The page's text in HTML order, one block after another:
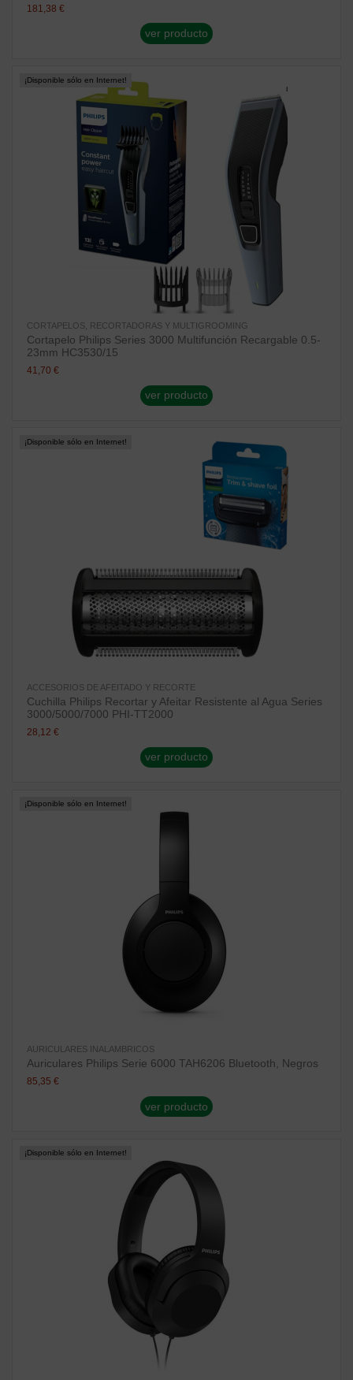
181,38 €
ver producto
¡Disponible sólo en Internet!
CORTAPELOS, RECORTADORAS Y MULTIGROOMING
Cortapelo Philips Series 3000 Multifunción Recargable 0.5-
23mm HC3530/15
41,70 €
ver producto
¡Disponible sólo en Internet!
ACCESORIOS DE AFEITADO Y RECORTE
Cuchilla Philips Recortar y Afeitar Resistente al Agua Series
3000/5000/7000 PHI-TT2000
28,12 €
ver producto
¡Disponible sólo en Internet!
AURICULARES INALAMBRICOS
Auriculares Philips Serie 6000 TAH6206 Bluetooth, Negros
85,35 €
ver producto
¡Disponible sólo en Internet!